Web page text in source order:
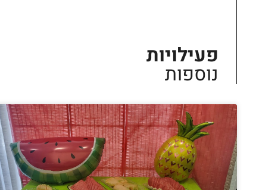
פעילויות
נוספות